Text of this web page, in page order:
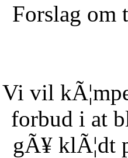
Forslag om
Vi vil
forbud i at
gÃ¥ klÃ¦dt